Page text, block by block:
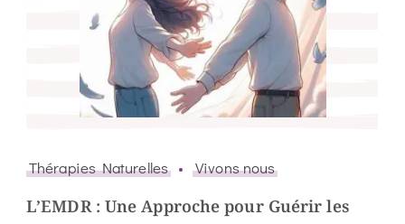
Thérapies Naturelles Vivons nous
L’EMDR : Une Approche pour Guérir les